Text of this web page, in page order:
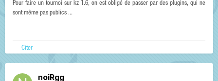
Pour faire un tournoi sur kz 1.6, on est obligé de passer par des plugins, qui ne
sont même pas publics ...
Citer
noiRgg